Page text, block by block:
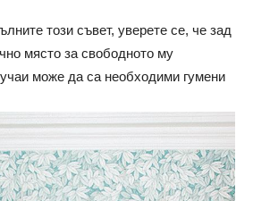
този съвет, уверете се, че зад
място за свободното му
може да са необходими гумени